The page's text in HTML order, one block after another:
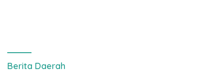
Berita Daerah